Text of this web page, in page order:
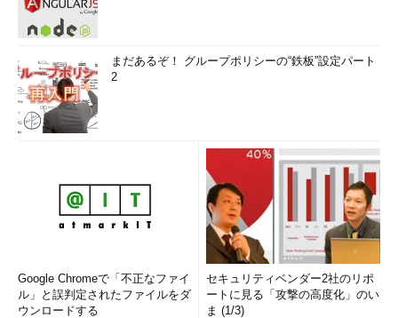
まだあるぞ！ グループポリシーの“鉄板”設定パート
2
Google Chromeで「不正なファイ
ル」と誤判定されたファイルをダ
ウンロードする
セキュリティベンダー2社のリポ
ートに見る「攻撃の高度化」のい
ま (1/3)